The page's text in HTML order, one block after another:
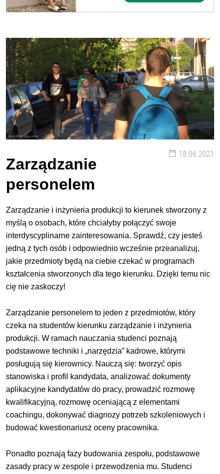
18.06.2021
Zarządzanie
personelem
Zarządzanie i inżynieria produkcji to kierunek stworzony z
myślą o osobach, które chciałyby połączyć swoje
interdyscyplinarne zainteresowania. Sprawdź, czy jesteś
jedną z tych osób i odpowiednio wcześnie przeanalizuj,
jakie przedmioty będą na ciebie czekać w programach
kształcenia stworzonych dla tego kierunku. Dzięki temu nic
cię nie zaskoczy!
Zarządzanie personelem to jeden z przedmiotów, który
czeka na studentów kierunku zarządzanie i inżynieria
produkcji. W ramach nauczania studenci poznają
podstawowe techniki i „narzędzia” kadrowe, którymi
posługują się kierownicy. Nauczą się: tworzyć opis
stanowiska i profil kandydata, analizować dokumenty
aplikacyjne kandydatów do pracy, prowadzić rozmowę
kwalifikacyjną, rozmowę oceniającą z elementami
coachingu, dokonywać diagnozy potrzeb szkoleniowych i
budować kwestionariusz oceny pracownika.
Ponadto poznają fazy budowania zespołu, podstawowe
zasady pracy w zespole i przewodzenia mu. Studenci